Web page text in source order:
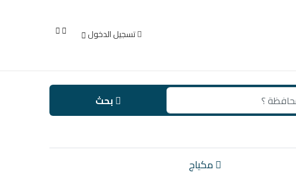
تسجيل الدخول
بحث
مكياج